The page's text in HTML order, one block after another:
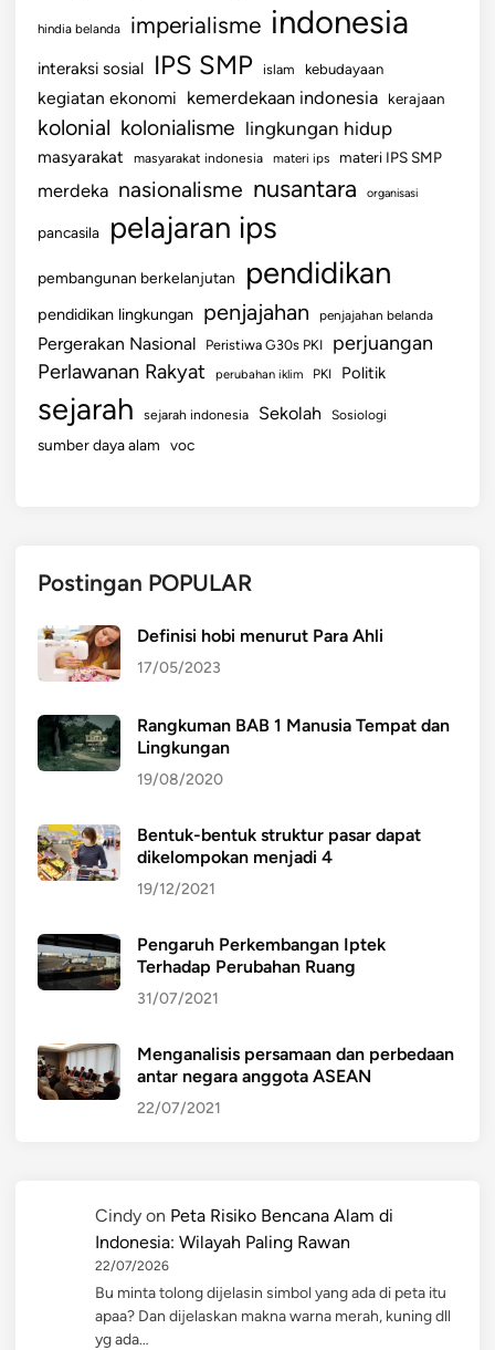
hindia belanda imperialisme indonesia
interaksi sosial IPS SMP islam kebudayaan
kegiatan ekonomi kemerdekaan indonesia kerajaan
kolonial kolonialisme lingkungan hidup
masyarakat masyarakat indonesia materi ips materi IPS SMP
merdeka nasionalisme nusantara organisasi
pancasila pelajaran ips
pembangunan berkelanjutan pendidikan
pendidikan lingkungan penjajahan penjajahan belanda
Pergerakan Nasional Peristiwa G30s PKI perjuangan
Perlawanan Rakyat perubahan iklim PKI Politik
sejarah sejarah indonesia Sekolah Sosiologi
sumber daya alam voc
Postingan POPULAR
Definisi hobi menurut Para Ahli
17/05/2023
Rangkuman BAB 1 Manusia Tempat dan
Lingkungan
19/08/2020
Bentuk-bentuk struktur pasar dapat
dikelompokan menjadi 4
19/12/2021
Pengaruh Perkembangan Iptek
Terhadap Perubahan Ruang
31/07/2021
Menganalisis persamaan dan perbedaan
antar negara anggota ASEAN
22/07/2021
Cindy on Peta Risiko Bencana Alam di
Indonesia: Wilayah Paling Rawan
22/07/2026
Bu minta tolong dijelasin simbol yang ada di peta itu
apaa? Dan dijelaskan makna warna merah, kuning dll
yg ada…